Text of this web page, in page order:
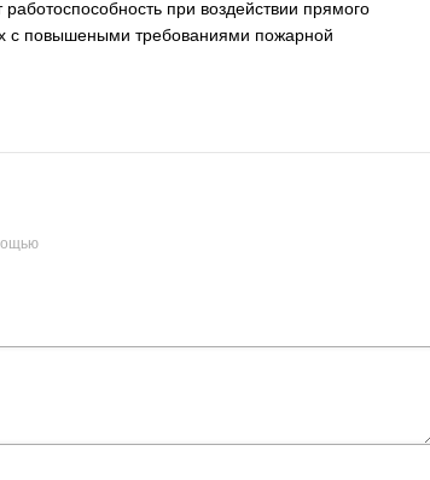
при воздействии прямого
с повышеными требованиями пожарной